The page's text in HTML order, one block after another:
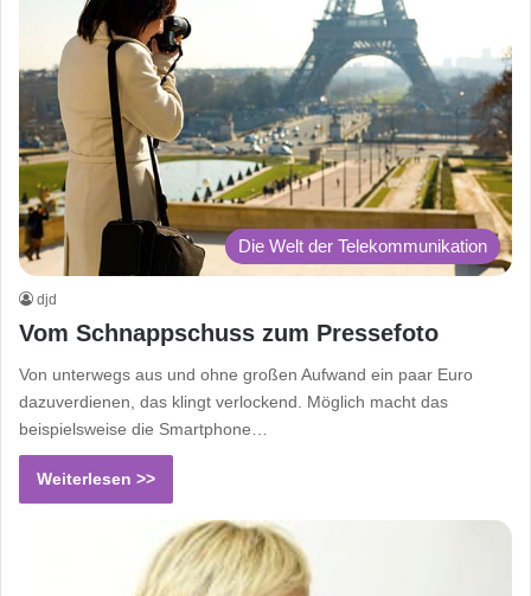
Die Welt der Telekommunikation
djd
Vom Schnappschuss zum Pressefoto
Von unterwegs aus und ohne großen Aufwand ein paar Euro
dazuverdienen, das klingt verlockend. Möglich macht das
beispielsweise die Smartphone…
Weiterlesen >>